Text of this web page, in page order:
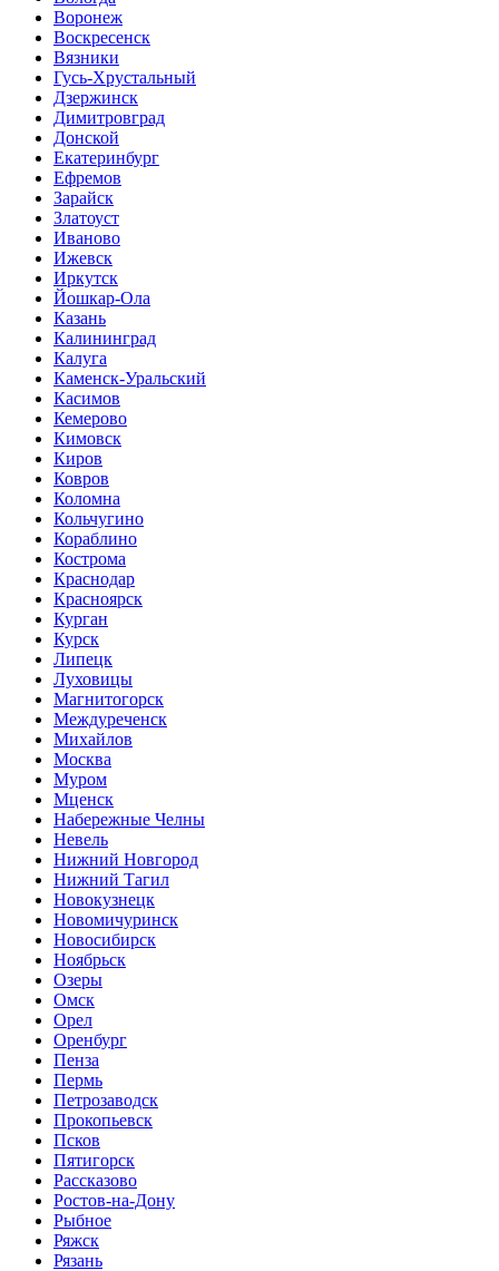
Воронеж
Воскресенск
Вязники
Гусь-Хрустальный
Дзержинск
Димитровград
Донской
Екатеринбург
Ефремов
Зарайск
Златоуст
Иваново
Ижевск
Иркутск
Йошкар-Ола
Казань
Калининград
Калуга
Каменск-Уральский
Касимов
Кемерово
Кимовск
Киров
Ковров
Коломна
Кольчугино
Кораблино
Кострома
Краснодар
Красноярск
Курган
Курск
Липецк
Луховицы
Магнитогорск
Междуреченск
Михайлов
Москва
Муром
Мценск
Набережные Челны
Невель
Нижний Новгород
Нижний Тагил
Новокузнецк
Новомичуринск
Новосибирск
Ноябрьск
Озеры
Омск
Орел
Оренбург
Пенза
Пермь
Петрозаводск
Прокопьевск
Псков
Пятигорск
Рассказово
Ростов-на-Дону
Рыбное
Ряжск
Рязань